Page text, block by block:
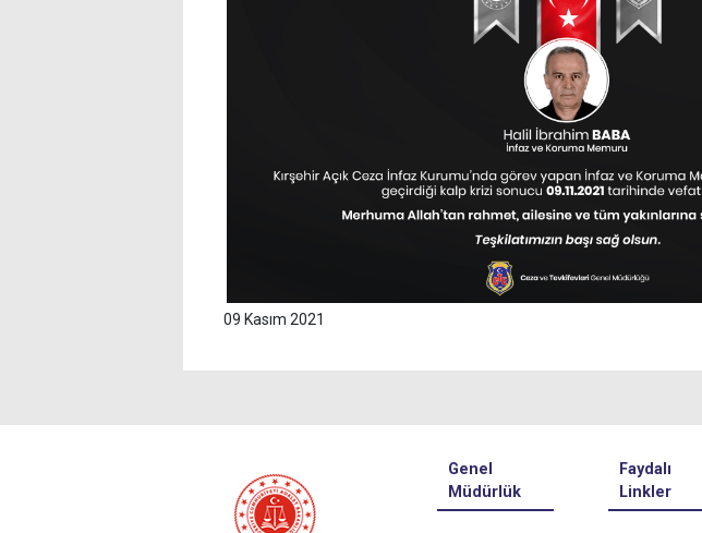
09 Kasım 2021
Genel
Müdürlük
Faydalı
Linkler